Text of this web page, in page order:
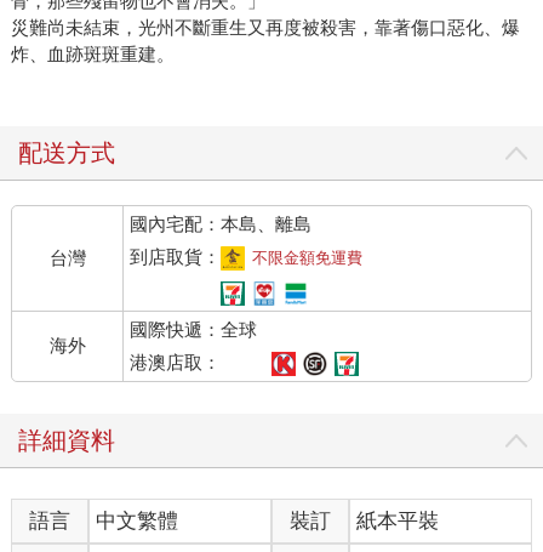
災難尚未結束，光州不斷重生又再度被殺害，靠著傷口惡化、爆
炸、血跡斑斑重建。
配送方式
台灣
國內宅配：本島、離島
到店取貨：
不限金額免運費
海外
國際快遞：全球
港澳店取：
詳細資料
語言 中文繁體 裝訂
紙本平裝